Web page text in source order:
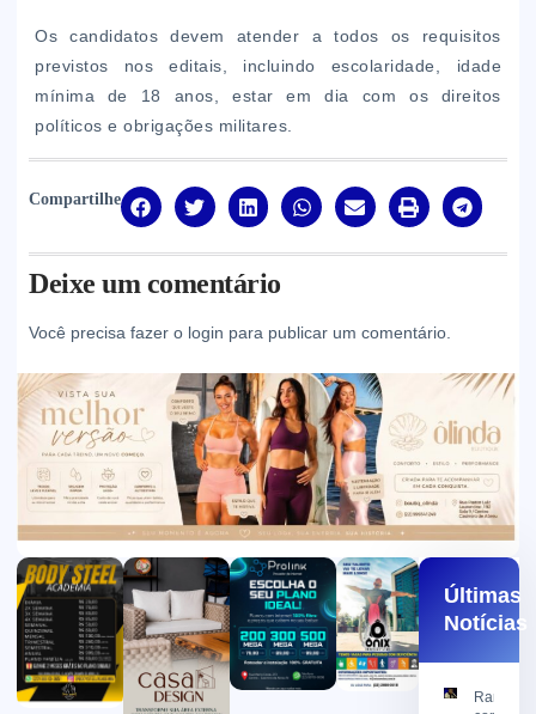
Os candidatos devem atender a todos os requisitos
previstos nos editais, incluindo escolaridade, idade
mínima de 18 anos, estar em dia com os direitos
políticos e obrigações militares.
Compartilhe
Deixe um comentário
Você precisa fazer o login para publicar um comentário.
Últimas
Notícias
Ramon